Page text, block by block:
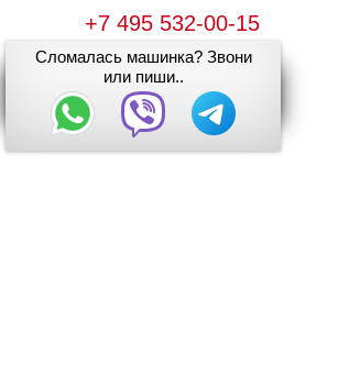
+7 495 532-00-15
Сломалась машинка? Звони
или пиши..